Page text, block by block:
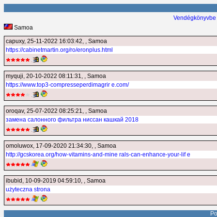
Samoa
capuxy, 25-11-2022 16:03:42, , Samoa
https://cabinetmartin.org/ro/eronplus.html
myquji, 20-10-2022 08:11:31, , Samoa
https://www.top3-compresseperdimagrir e.com/
oroqav, 25-07-2022 08:25:21, , Samoa
замена салонного фильтра ниссан кашкай 2018
omoluwox, 17-09-2020 21:34:30, , Samoa
http://gcskorea.org/how-vitamins-and-mine rals-can-enhance-your-lif e
ibubid , 10-09-2019 04:59:10, , Samoa
użyteczna strona